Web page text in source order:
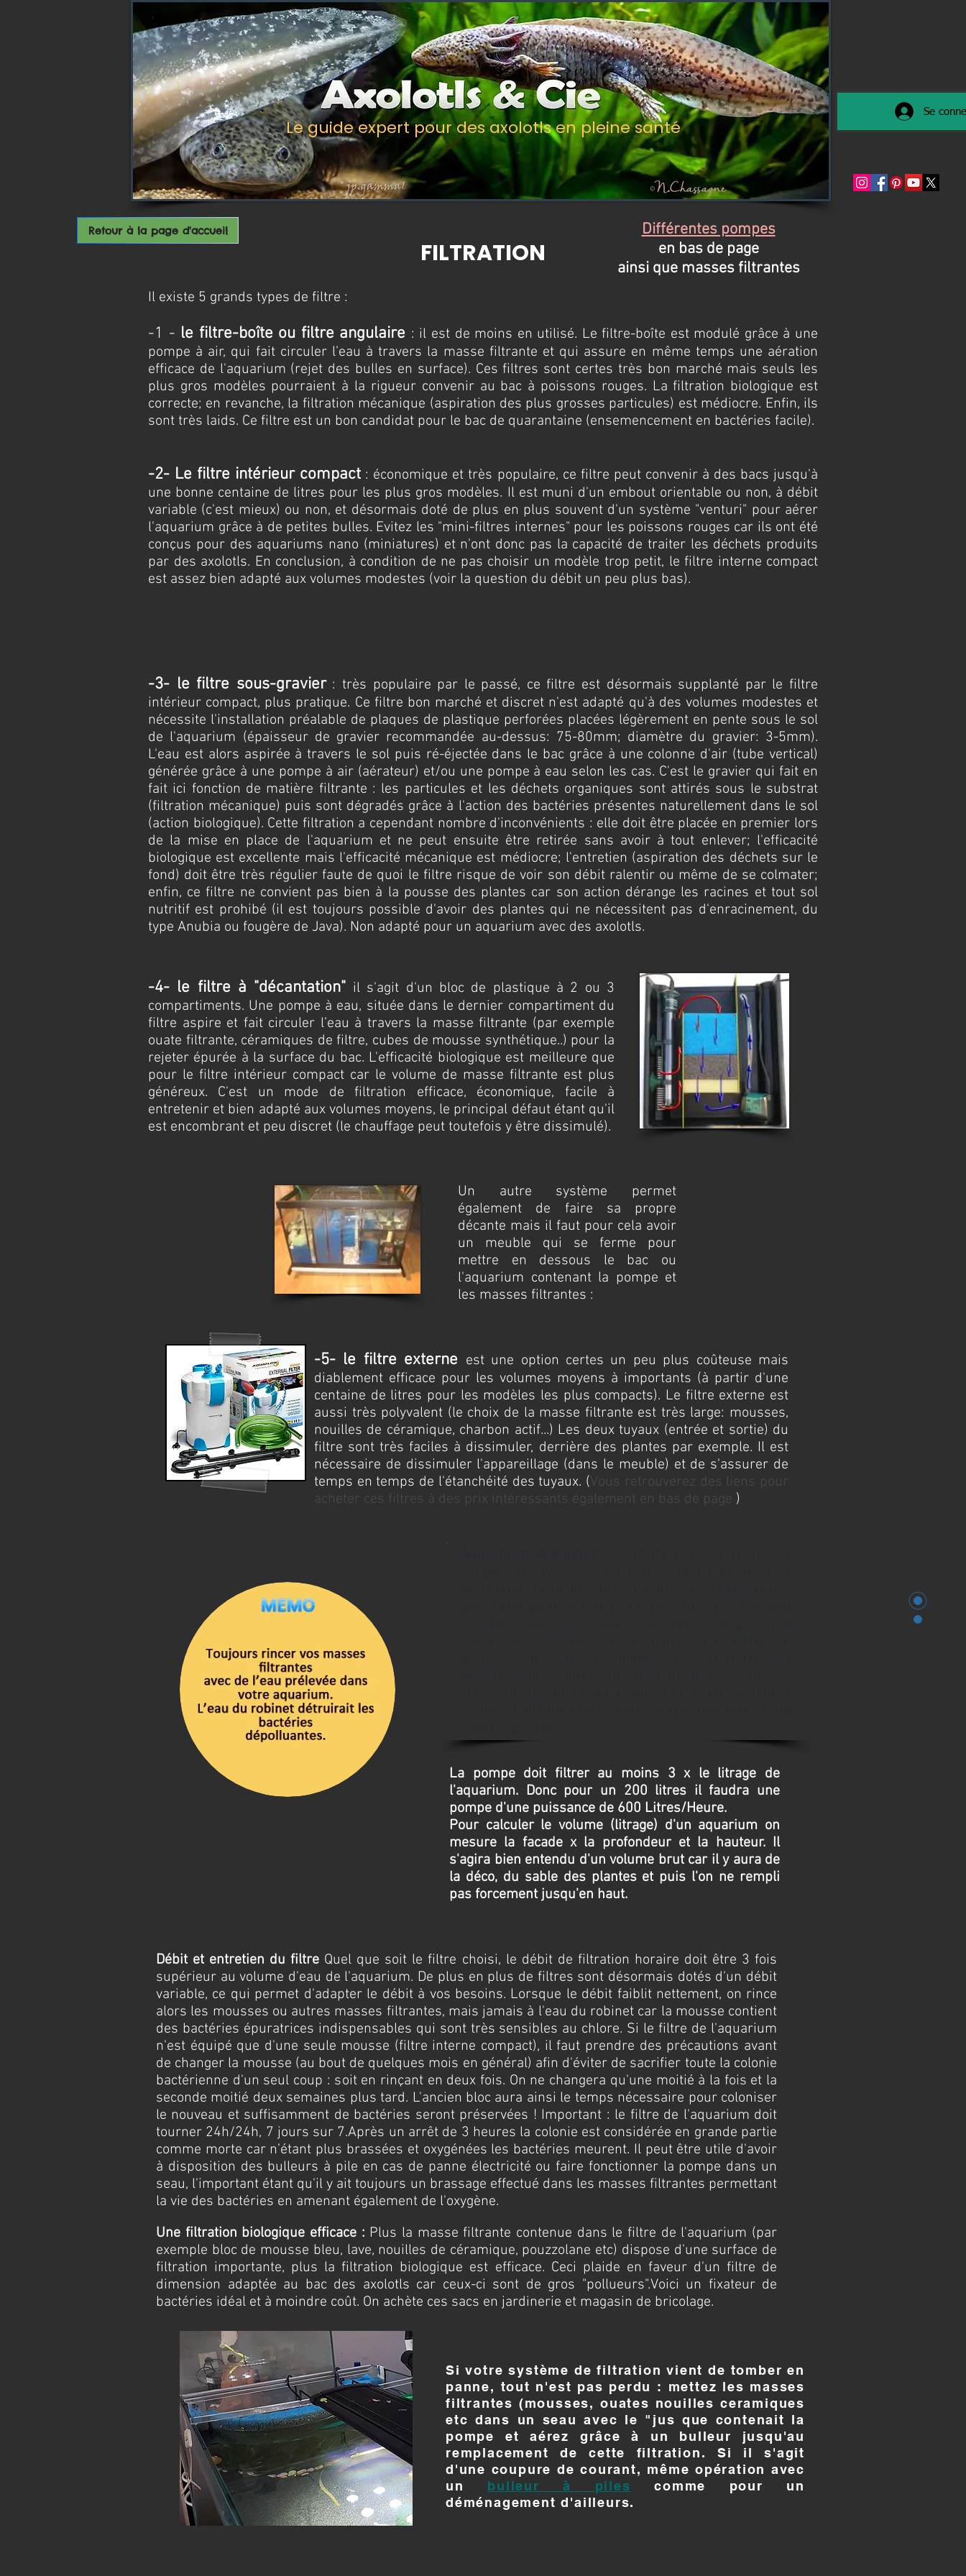
Le guide expert pour des axolotls en pleine santé
Se
FILTRATION
Différentes pompes
en bas de page
ainsi que masses filtrantes
Il existe 5 grands types de filtre :
-1 - le filtre-boîte ou filtre angulaire : il est de moins en utilisé. Le filtre-boîte est modulé grâce à une
pompe à air, qui fait circuler l’eau à travers la masse filtrante et qui assure en même temps une aération
efficace de l'aquarium (rejet des bulles en surface). Ces filtres sont certes très bon marché mais seuls les
plus gros modèles pourraient à la rigueur convenir au bac à poissons rouges. La filtration biologique est
correcte; en revanche, la filtration mécanique (aspiration des plus grosses particules) est médiocre. Enfin, ils
sont très laids. Ce filtre est un bon candidat pour le bac de quarantaine (ensemencement en bactéries facile).
-2- Le filtre intérieur compact : économique et très populaire, ce filtre peut convenir à des bacs jusqu'à
une bonne centaine de litres pour les plus gros modèles. Il est muni d'un embout orientable ou non, à débit
variable (c'est mieux) ou non, et désormais doté de plus en plus souvent d'un système "venturi" pour aérer
l'aquarium grâce à de petites bulles. Evitez les "mini-filtres internes" pour les poissons rouges car ils ont été
conçus pour des aquariums nano (miniatures) et n'ont donc pas la capacité de traiter les déchets produits
par des axolotls. En conclusion, à condition de ne pas choisir un modèle trop petit, le filtre interne compact
est assez bien adapté aux volumes modestes (voir la question du débit un peu plus bas).
-3- le filtre sous-gravier: très populaire par le passé, ce filtre est désormais supplanté par le filtre
intérieur compact, plus pratique. Ce filtre bon marché et discret n'est adapté qu'à des volumes modestes et
nécessite l'installation préalable de plaques de plastique perforées placées légèrement en pente sous le sol
de l'aquarium (épaisseur de gravier recommandée au-dessus: 75-80mm; diamètre du gravier: 3-5mm).
L'eau est alors aspirée à travers le sol puis ré-éjectée dans le bac grâce à une colonne d'air (tube vertical)
générée grâce à une pompe à air (aérateur) et/ou une pompe à eau selon les cas. C'est le gravier qui fait en
fait ici fonction de matière filtrante : les particules et les déchets organiques sont attirés sous le substrat
(filtration mécanique) puis sont dégradés grâce à l'action des bactéries présentes naturellement dans le sol
(action biologique). Cette filtration a cependant nombre d'inconvénients : elle doit être placée en premier lors
de la mise en place de l'aquarium et ne peut ensuite être retirée sans avoir à tout enlever; l'efficacité
biologique est excellente mais l'efficacité mécanique est médiocre; l'entretien (aspiration des déchets sur le
fond) doit être très régulier faute de quoi le filtre risque de voir son débit ralentir ou même de se colmater;
enfin, ce filtre ne convient pas bien à la pousse des plantes car son action dérange les racines et tout sol
nutritif est prohibé (il est toujours possible d'avoir des plantes qui ne nécessitent pas d'enracinement, du
type Anubia ou fougère de Java). Non adapté pour un aquarium avec des axolotls.
-4- le filtre à "décantation" il s'agit d'un bloc de plastique à 2 ou 3
compartiments. Une pompe à eau, située dans le dernier compartiment du
filtre aspire et fait circuler l’eau à travers la masse filtrante (par exemple
ouate filtrante, céramiques de filtre, cubes de mousse synthétique..) pour la
rejeter épurée à la surface du bac. L'efficacité biologique est meilleure que
pour le filtre intérieur compact car le volume de masse filtrante est plus
généreux. C'est un mode de filtration efficace, économique, facile à
entretenir et bien adapté aux volumes moyens, le principal défaut étant qu'il
est encombrant et peu discret (le chauffage peut toutefois y être dissimulé).
Un autre système permet
également de faire sa propre
décante mais il faut pour cela avoir
un meuble qui se ferme pour
mettre en dessous le bac ou
l'aquarium contenant la pompe et
les masses filtrantes :
-5- le filtre externe est une option certes un peu plus coûteuse mais
diablement efficace pour les volumes moyens à importants (à partir d'une
centaine de litres pour les modèles les plus compacts). Le filtre externe est
aussi très polyvalent (le choix de la masse filtrante est très large: mousses,
nouilles de céramique, charbon actif...) Les deux tuyaux (entrée et sortie) du
filtre sont très faciles à dissimuler, derrière des plantes par exemple. Il est
nécessaire de dissimuler l'appareillage (dans le meuble) et de s'assurer de
temps en temps de l'étanchéité des tuyaux. (Vous retrouverez des liens pour
acheter ces filtres à des prix intéressants également en bas de page )
La pompe doit filtrer au moins 3 x le litrage de
l'aquarium. Donc pour un 200 litres il faudra une
pompe d'une puissance de 600 Litres/Heure.
Pour calculer le volume (litrage) d'un aquarium on
mesure la facade x la profondeur et la hauteur. Il
s'agira bien entendu d'un volume brut car il y aura de
la déco, du sable des plantes et puis l'on ne rempli
pas forcement jusqu'en haut.
Débit et entretien du filtre Quel que soit le filtre choisi, le débit de filtration horaire doit être 3 fois
supérieur au volume d'eau de l'aquarium. De plus en plus de filtres sont désormais dotés d'un débit
variable, ce qui permet d'adapter le débit à vos besoins. Lorsque le débit faiblit nettement, on rince
alors les mousses ou autres masses filtrantes, mais jamais à l'eau du robinet car la mousse contient
des bactéries épuratrices indispensables qui sont très sensibles au chlore. Si le filtre de l'aquarium
n'est équipé que d'une seule mousse (filtre interne compact), il faut prendre des précautions avant
de changer la mousse (au bout de quelques mois en général) afin d'éviter de sacrifier toute la colonie
bactérienne d'un seul coup : soit en rinçant en deux fois. On ne changera qu'une moitié à la fois et la
seconde moitié deux semaines plus tard. L'ancien bloc aura ainsi le temps nécessaire pour coloniser
le nouveau et suffisamment de bactéries seront préservées ! Important : le filtre de l'aquarium doit
tourner 24h/24h, 7 jours sur 7.Après un arrêt de 3 heures la colonie est considérée en grande partie
comme morte car n’étant plus brassées et oxygénées les bactéries meurent. Il peut être utile d'avoir
à disposition des bulleurs à pile en cas de panne électricité ou faire fonctionner la pompe dans un
seau, l'important étant qu'il y ait toujours un brassage effectué dans les masses filtrantes permettant
la vie des bactéries en amenant également de l'oxygène.
Une filtration biologique efficace : Plus la masse filtrante contenue dans le filtre de l'aquarium (par
exemple bloc de mousse bleu, lave, nouilles de céramique, pouzzolane etc) dispose d'une surface de
filtration importante, plus la filtration biologique est efficace. Ceci plaide en faveur d'un filtre de
dimension adaptée au bac des axolotls car ceux-ci sont de gros "pollueurs".Voici un fixateur de
bactéries idéal et à moindre coût. On achète ces sacs en jardinerie et magasin de bricolage.
Si votre système de filtration vient de tomber en
panne, tout n'est pas perdu : mettez les masses
filtrantes (mousses, ouates nouilles ceramiques
etc dans un seau avec le "jus que contenait la
pompe et aérez grâce à un bulleur jusqu'au
remplacement de cette filtration. Si il s'agit
d'une coupure de courant, même opération avec
un bulleur à piles
comme pour un
déménagement d'ailleurs.
Retour à la page d'accueil